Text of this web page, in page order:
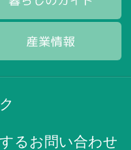
るお問い合わせ